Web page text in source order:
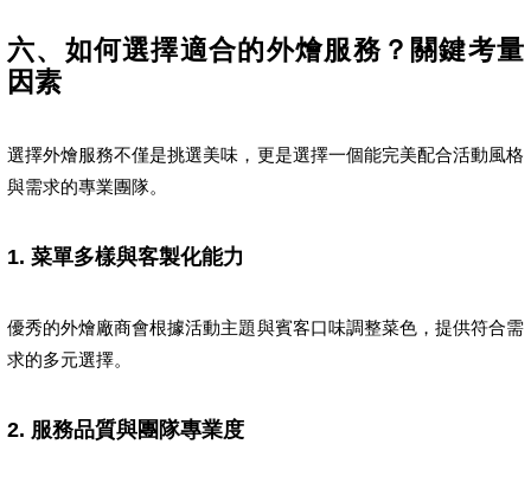
六、如何選擇適合的外燴服務？關鍵考量
因素
選擇外燴服務不僅是挑選美味，更是選擇一個能完美配合活動風格
與需求的專業團隊。
1. 菜單多樣與客製化能力
優秀的外燴廠商會根據活動主題與賓客口味調整菜色，提供符合需
求的多元選擇。
2. 服務品質與團隊專業度